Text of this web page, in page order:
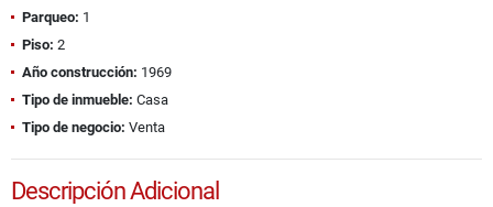
Parqueo: 1
Piso: 2
Año construcción: 1969
Tipo de inmueble: Casa
Tipo de negocio: Venta
Descripción Adicional